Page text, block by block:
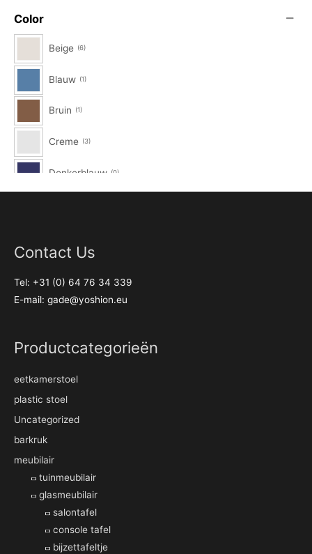
Color
Beige 6
Blauw 1
Bruin 1
Creme 3
Donkerblauw 0
Fossiel 0
Ivoor 0
Kurkuma
Lichtgrijs 3
Linnen 1
Contact Us
Tel: +31 (0) 64 76 34 339
E-mail: gade@yoshion.eu
Productcategorieën
eetkamerstoel
plastic stoel
Uncategorized
barkruk
meubilair
tuinmeubilair
glasmeubilair
salontafel
console tafel
bijzettafeltje